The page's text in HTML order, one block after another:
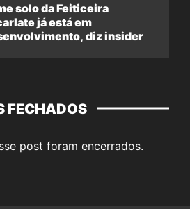
solo da Feiticeira
já está em
diz insider
FECHADOS
post foram encerrados.